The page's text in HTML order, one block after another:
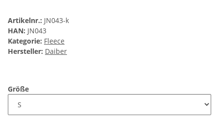
Artikelnr.: JN043-k
HAN: JN043
Kategorie: Fleece
Hersteller: Daiber
Größe